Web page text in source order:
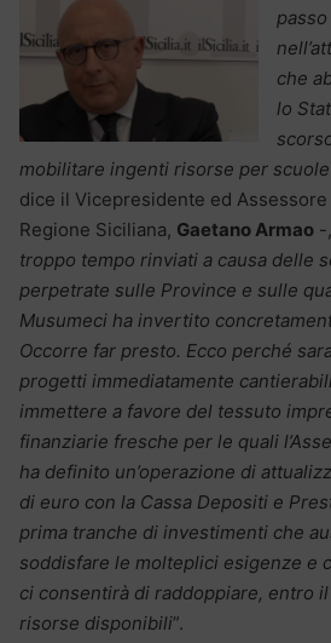
che
lo
mobilitare ingenti risorse per
dice il Vicepresidente ed Assessore
Regione Siciliana, Gaetano Armao -,
troppo tempo rinviati a causa delle
perpetrate sulle Province e sulle
Musumeci ha invertito
Occorre far presto. Ecco perché
progetti immediatamente
immettere a favore del tessuto
finanziarie fresche per le quali
ha definito un’operazione di
di euro con la Cassa Depositi e
prima tranche di investimenti che
soddisfare le molteplici esigenze e
ci consentirà di raddoppiare, entro
risorse disponibili”.